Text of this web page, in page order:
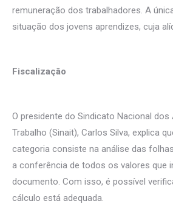
remuneração dos trabalhadores. A
situação dos jovens aprendizes, cuja
Fiscalização
O presidente do Sindicato Nacional
Trabalho (Sinait), Carlos Silva, explica
categoria consiste na análise das
a conferência de todos os valores que
documento. Com isso, é possível
cálculo está adequada.